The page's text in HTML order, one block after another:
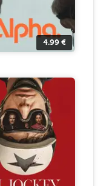
4.99 €